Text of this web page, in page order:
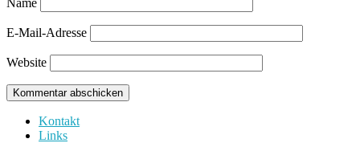
Name
E-Mail-Adresse
Website
Kontakt
Links